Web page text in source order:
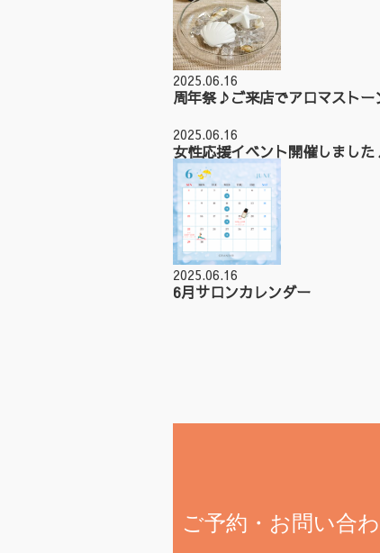
2025.06.16
周年祭♪ご来店でアロマストー
2025.06.16
女性応援イベント開催しまし
2025.06.16
6月サロンカレンダー
ご予約・お問い合